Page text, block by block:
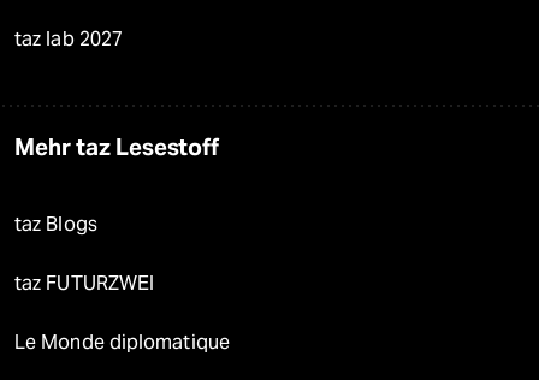
taz lab 2027
Mehr taz Lesestoff
taz Blogs
taz FUTURZWEI
Le Monde diplomatique